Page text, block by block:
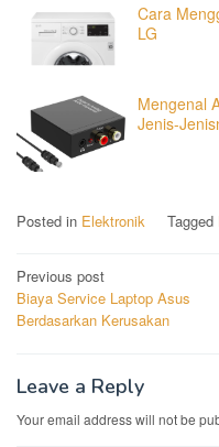
Cara
LG
Mengenal
Jenis-
Posted in Elektronik Tagged
Post
navigation
Previous post
Biaya Service Laptop Asus
Berdasarkan Kerusakan
Leave a Reply
Your email address will not be